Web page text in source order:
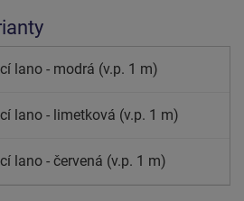
lano - modrá (v.p. 1 m)
lano - limetková (v.p. 1 m)
lano - červená (v.p. 1 m)